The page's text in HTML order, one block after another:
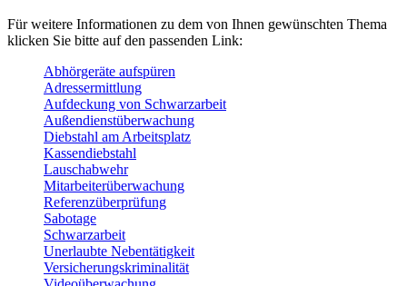
Für weitere Informationen zu dem von Ihnen gewünschten Thema
klicken Sie bitte auf den passenden Link:
Abhörgeräte aufspüren
Adressermittlung
Aufdeckung von Schwarzarbeit
Außendienstüberwachung
Diebstahl am Arbeitsplatz
Kassendiebstahl
Lauschabwehr
Mitarbeiterüberwachung
Referenzüberprüfung
Sabotage
Schwarzarbeit
Unerlaubte Nebentätigkeit
Versicherungskriminalität